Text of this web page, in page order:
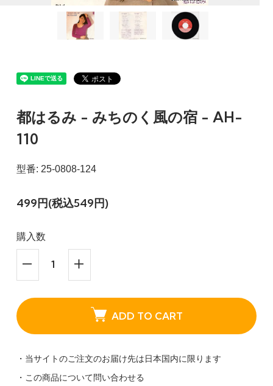
都はるみ - みちのく風の宿 - AH-
110
型番: 25-0808-124
499円(税込549円)
購入数
ADD TO CART
・当サイトのご注文のお届け先は日本国内に限ります
・この商品について問い合わせる